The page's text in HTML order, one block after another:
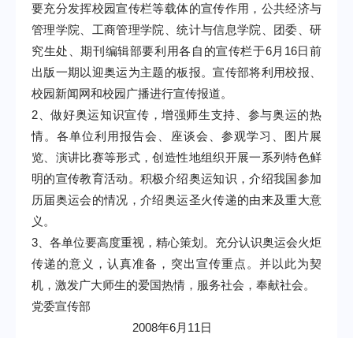
要充分发挥校园宣传栏等载体的宣传作用，公共经济与
管理学院、工商管理学院、统计与信息学院、团委、研
究生处、期刊编辑部要利用各自的宣传栏于6月 16日前
出版一期以迎奥运为主题的板报。宣传部将利用校报、
校园新闻网和校园广播进行宣传报道。
2 、做好奥运知识宣传，增强师生支持、参与奥运的热
情。各单位利用报告会、座谈会、参观学习、图片展
览、演讲比赛等形式，创造性地组织开展一系列特色鲜
明的宣传教育活动。积极介绍奥运知识，介绍我国参加
历届奥运会的情况，介绍奥运圣火传递的由来及重大意
义。
3 、各单位要高度重视，精心策划。充分认识奥运会火炬
传递的意义，认真准备，突出宣传重点。并以此为契
机，激发广大师生的爱国热情，服务社会，奉献社会。
党委宣传部
2008年6月 11日